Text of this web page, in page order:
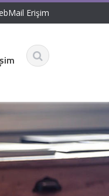
Erişim